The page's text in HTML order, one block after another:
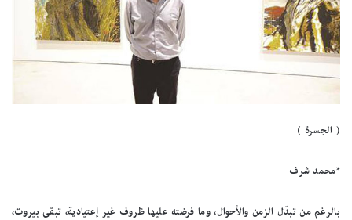
( الجسرة )
*محمد شرف
بالرغم من تبدّل الزمن والأحوال، وما فرضته عليها ظروف غير إعتيادية، تبقى بيروت،